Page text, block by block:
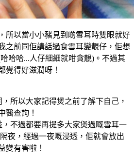
，所以當小小豬見到啲雪耳時雙眼就好
之前同佢講話過食雪耳變靚仔 ，佢想
哈哈...人仔細細就咁貪靚)。不過其
覺得好滋潤呀！
所以大家記得煲之前了解下自己，
醫查詢！
不過都要再提多大家煲過嘅雪耳一
夜，經過一夜嘅浸透，佢就會放出
變有害啦！